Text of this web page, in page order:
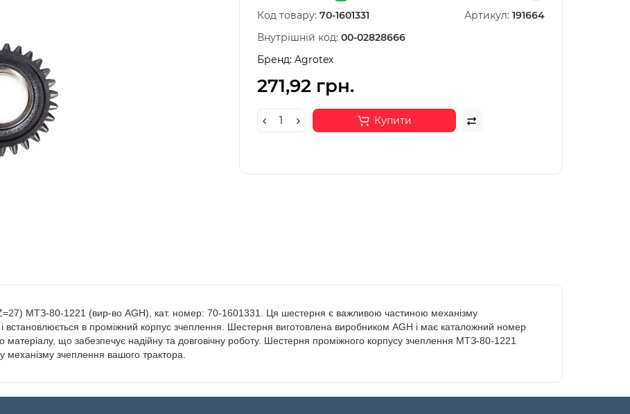
Код товару: 70-1601331 Артикул: 191664
Внутрішній код: 00-02828666
Бренд: Agrotex
271,92 грн.
Купити
МТЗ-80-1221 (вир-во AGH), кат. номер: 70-1601331. Ця шестерня є важливою частиною механізму
в проміжний корпус зчеплення. Шестерня виготовлена виробником AGH і має каталожний номер
матеріалу, що забезпечує надійну та довговічну роботу. Шестерня проміжного корпусу зчеплення МТЗ-80-1221
зчеплення вашого трактора.